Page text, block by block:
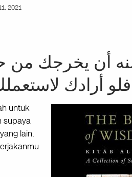
2021
أن يخرجك من
أرادك
untuk
supaya
lain.